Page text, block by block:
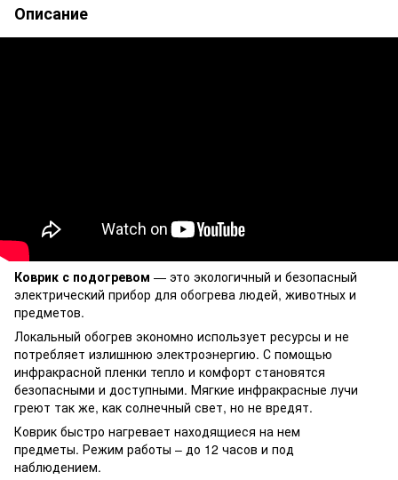
Описание
Коврик с подогревом — это экологичный и безопасный
электрический прибор для обогрева людей, животных и
предметов.
Локальный обогрев экономно использует ресурсы и не
потребляет излишнюю электроэнергию. С помощью
инфракрасной пленки тепло и комфорт становятся
безопасными и доступными. Мягкие инфракрасные лучи
греют так же, как солнечный свет, но не вредят.
Коврик быстро нагревает находящиеся на нем
предметы. Режим работы – до 12 часов и под
наблюдением.